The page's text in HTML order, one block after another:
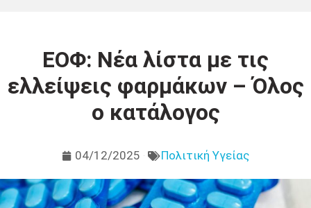
ΕΟΦ: Νέα λίστα με τις
ελλείψεις φαρμάκων – Όλος
ο κατάλογος
04/12/2025 Πολιτική Υγείας